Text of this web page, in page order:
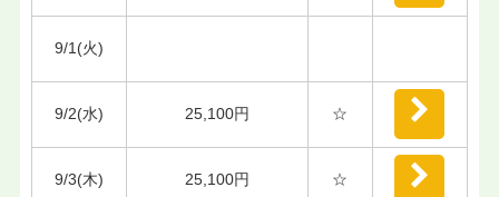
9/1(火)
9/2(水) 25,100円 ☆
9/3(木) 25,100円 ☆